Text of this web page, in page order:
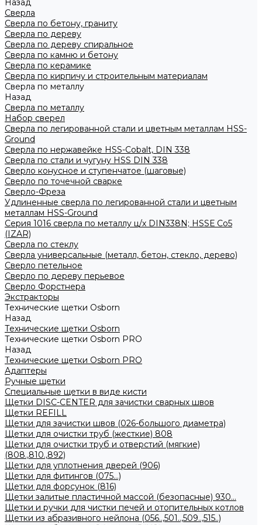
Назад
Сверла
Сверла по бетону, граниту
Сверла по дереву
Сверла по дереву спиральное
Сверла по камню и бетону
Сверла по керамике
Сверла по кирпичу и строительным материалам
Сверла по металлу
Назад
Сверла по металлу
Набор сверел
Сверла по легированной стали и цветным металлам HSS-
Ground
Сверла по нержавейке HSS-Cobalt, DIN 338
Сверла по стали и чугуну HSS DIN 338
Сверло конусное и ступенчатое (шаговые)
Сверло по точечной сварке
Сверло-Фреза
Удлиненные сверла по легированной стали и цветным
металлам HSS-Ground
Серия 1016 сверла по металлу ц/х DIN338N; HSSЕ Со5
(IZAR)
Сверла по стеклу
Сверла универсальные (металл, бетон, стекло, дерево)
Сверло петельное
Сверло по дереву перьевое
Сверло Форстнера
Экстракторы
Технические щетки Osborn
Назад
Технические щетки Osborn
Технические щетки Osborn PRO
Назад
Технические щетки Osborn PRO
Адаптеры
Ручные щетки
Специальные щетки в виде кисти
Щетки DISC-CENTER для зачистки сварных швов
Щетки REFILL
Щетки для зачистки швов (026-большого диаметра)
Щетки для очистки труб (жесткие) 808
Щетки для очистки труб и отверстий (мягкие)
(808.,810.,892)
Щетки для уплотнения дверей (906)
Щетки для фитингов (075...)
Щетки для форсунок (816)
Щетки залитые пластичной массой (безопасные) 930...
Щетки и ручки для чистки печей и отопительных котлов
Щетки из абразивного нейлона (056..,501..,509..,515..)